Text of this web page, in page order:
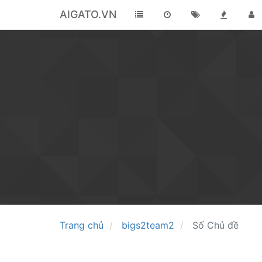
AIGATO.VN
Trang chủ bigs2team2 Số Chủ đề